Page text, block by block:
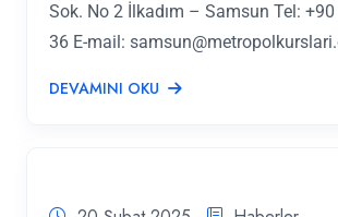
Sok. No 2 İlkadım – Samsun Tel:
36 E-mail:
DEVAMINI OKU